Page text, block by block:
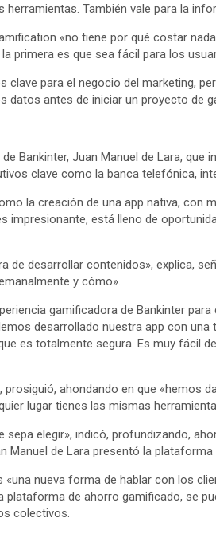
herramientas. También vale para la
«no tiene por qué costar
primera es que sea fácil para los
para el negocio del marketing,
datos antes de iniciar un proyecto de
Bankinter, Juan Manuel de Lara,
clave como la banca telefónica,
la creación de una app nativa, con
impresionante, está lleno de
de desarrollar contenidos», explica,
y cómo».
gamificadora de Bankinter
desarrollado nuestra app con una
es totalmente segura. Es muy fácil
ahondando en que «hemos
lugar tienes las mismas
elegir», indicó, profundizando,
Manuel de Lara presentó la
nueva forma de hablar con los
de ahorro gamificado, se
colectivos.